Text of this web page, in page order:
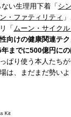
い生理用下着「シ
・ファティリティ
「ムーン・サイク
向けの健康関連テ
までに500億円に
ぱり使う本人たち
は、まだまだ勢い
Kit